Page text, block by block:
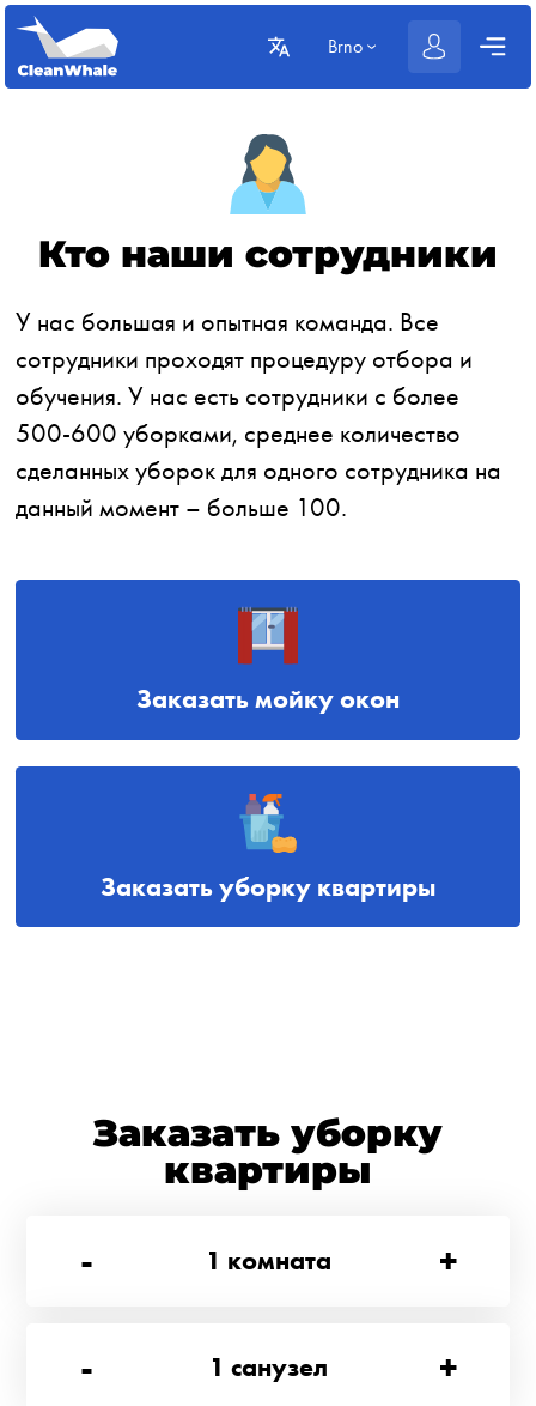
Brno
Кто наши сотрудники
У нас большая и опытная команда. Все
сотрудники проходят процедуру отбора и
обучения. У нас есть сотрудники с более
500-600 уборками, среднее количество
сделанных уборок для одного сотрудника на
данный момент – больше 100.
Заказать мойку окон
Заказать уборку квартиры
Заказать уборку
квартиры
-
1 комната +
- 1 санузел +